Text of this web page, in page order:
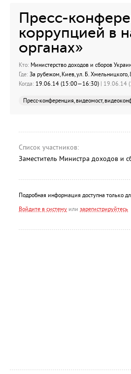
Пресс-
коррупцией в
органах»
Кто: Министерство доходов и сборов
Где: За рубежом, Киев, ул. Б. Хмельницкого,
Когда: 19.06.14 (15:00—16:30) | 19.06.14
Пресс-конференция, видеомост,
Список участников:
Заместитель Министра доходов и
Подробная информация доступна только
Войдите в систему или зарегистрируйтесь